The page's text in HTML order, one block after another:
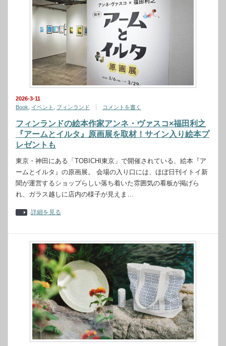
2026-3-11
Book
イベント フィンランド コメントを書く
フィンランドの絵本作家アンネ・ヴァスコ×福田利之
『アームとイルタ』原画展を取材！サイン入り絵本プ
レゼントも
東京・神田にある「TOBICHI東京」で開催されている、絵本『ア
ームとイルタ』の原画展。 会場の入り口には、ほぼ日刊イトイ新
聞が運営するショップらしい落ち着いた雰囲気の看板が掲げら
れ、ガラス越しに店内の様子が見えま…
詳細を見る